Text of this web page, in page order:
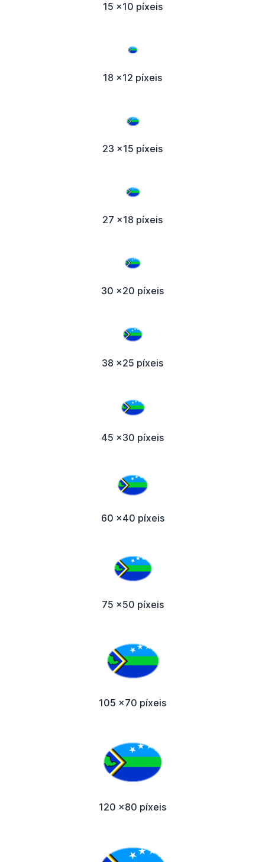
15 x10 píxeis
18 x12 píxeis
23 x15 píxeis
27 x18 píxeis
30 x20 píxeis
38 x25 píxeis
45 x30 píxeis
60 x40 píxeis
75 x50 píxeis
105 x70 píxeis
120 x80 píxeis